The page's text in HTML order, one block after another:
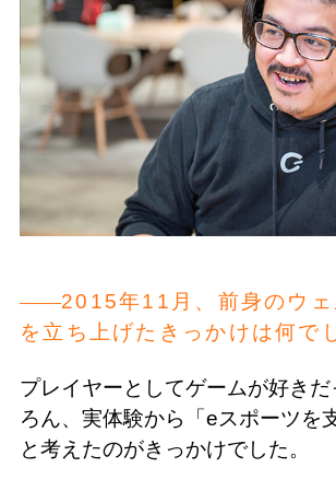
2015年11月、前身のウェ
を立ち上げたきっかけは何で
プレイヤーとしてゲームが好きだ
ろん、実体験から「eスポーツを
と考えたのがきっかけでした。